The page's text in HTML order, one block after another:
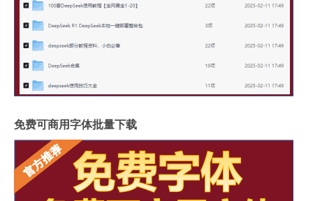
免费可商用字体批量下载